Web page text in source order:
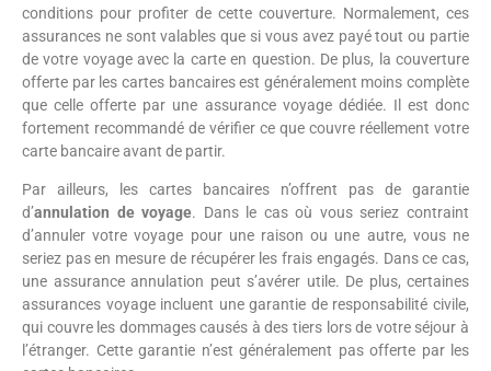
conditions pour profiter de cette couverture. Normalement, ces
assurances ne sont valables que si vous avez payé tout ou partie
de votre voyage avec la carte en question. De plus, la couverture
offerte par les cartes bancaires est généralement moins complète
que celle offerte par une assurance voyage dédiée. Il est donc
fortement recommandé de vérifier ce que couvre réellement votre
carte bancaire avant de partir.
Par ailleurs, les cartes bancaires n’offrent pas de garantie
d’annulation de voyage. Dans le cas où vous seriez contraint
d’annuler votre voyage pour une raison ou une autre, vous ne
seriez pas en mesure de récupérer les frais engagés. Dans ce cas,
une assurance annulation peut s’avérer utile. De plus, certaines
assurances voyage incluent une garantie de responsabilité civile,
qui couvre les dommages causés à des tiers lors de votre séjour à
l’étranger. Cette garantie n’est généralement pas offerte par les